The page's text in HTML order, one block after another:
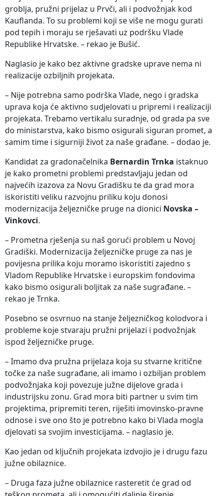
groblja, pružni prijelaz u Prvči, ali i podvožnjak kod
Kauflanda. To su problemi koji se više ne mogu gurati
pod tepih i moraju se rješavati uz podršku Vlade
Republike Hrvatske. – rekao je Bušić.
Naglasio je kako bez aktivne gradske uprave nema ni
realizacije ozbiljnih projekata.
– Nije potrebna samo podrška Vlade, nego i gradska
uprava koja će aktivno sudjelovati u pripremi i realizaciji
projekata. Trebamo vertikalu suradnje, od grada pa sve
do ministarstva, kako bismo osigurali siguran promet, a
samim time i sigurniji život za naše građane. – dodao je.
Kandidat za gradonačelnika Bernardin Trnka istaknuo
je kako prometni problemi predstavljaju jedan od
najvećih izazova za Novu Gradišku te da grad mora
iskoristiti veliku razvojnu priliku koju donosi
modernizacija željezničke pruge na dionici Novska –
Vinkovci.
– Prometna rješenja su naš gorući problem u Novoj
Gradiški. Modernizacija željezničke pruge za nas je
povijesna prilika koju moramo iskoristiti zajedno s
Vladom Republike Hrvatske i europskim fondovima
kako bismo osigurali boljitak za naše sugrađane. –
rekao je Trnka.
Posebno se osvrnuo na stanje željezničkog kolodvora i
probleme koje stvaraju pružni prijelazi i podvožnjak
ispod željezničke pruge.
– Imamo dva pružna prijelaza koja su stvarne kritične
točke za naše sugrađane, ali imamo i ozbiljan problem
podvožnjaka koji povezuje južne dijelove grada i
industrijsku zonu. Grad mora biti partner u svim tim
projektima, pripremiti teren, riješiti imovinsko-pravne
odnose i sve ono što je potrebno kako bi Vlada mogla
djelovati sa svojim investicijama. – naglasio je.
Kao jedan od ključnih projekata izdvojio je i drugu fazu
južne obilaznice.
– Druga faza južne obilaznice rasteretit će grad od